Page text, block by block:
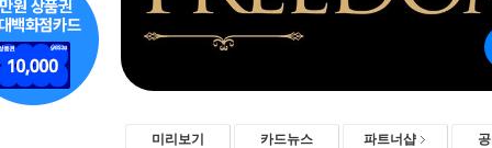
미리보기 카드뉴스 파트너샵